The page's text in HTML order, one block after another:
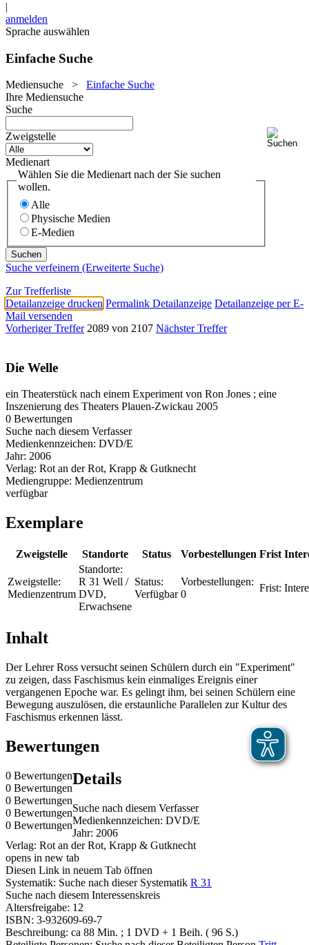
|
anmelden
Sprache auswählen
Einfache Suche
Mediensuche > Einfache Suche
Ihre Mediensuche
Suche
Zweigstelle
Medienart
Wählen Sie die Medienart nach der Sie suchen
wollen.
Alle
Physische Medien
E-Medien
Suche verfeinern (Erweiterte Suche)
Zur Trefferliste
Detailanzeige drucken Permalink Detailanzeige Detailanzeige per E-
Mail versenden
Vorheriger Treffer 2089 von 2107 Nächster Treffer
Die Welle
ein Theaterstück nach einem Experiment von Ron Jones ; eine
Inszenierung des Theaters Plauen-Zwickau 2005
0 Bewertungen
Suche nach diesem Verfasser
Medienkennzeichen: DVD/E
Jahr: 2006
Verlag: Rot an der Rot, Krapp & Gutknecht
Mediengruppe: Medienzentrum
verfügbar
Exemplare
Zweigstelle Standorte Status Vorbestellungen Frist
Zweigstelle:
Medienzentrum
Standorte:
R 31 Well /
DVD,
Erwachsene
Status:
Verfügbar
Vorbestellungen:
0
Frist:
Inhalt
Der Lehrer Ross versucht seinen Schülern durch ein "Experiment"
zu zeigen, dass Faschismus kein einmaliges Ereignis einer
vergangenen Epoche war. Es gelingt ihm, bei seinen Schülern eine
Bewegung auszulösen, die erstaunliche Parallelen zur Kultur des
Faschismus erkennen lässt.
Bewertungen
0 Bewertungen
0 Bewertungen
0 Bewertungen
0 Bewertungen
0 Bewertungen
Details
Suche nach diesem Verfasser
Medienkennzeichen: DVD/E
Jahr: 2006
Verlag: Rot an der Rot, Krapp & Gutknecht
opens in new tab
Diesen Link in neuem Tab öffnen
Systematik: Suche nach dieser Systematik R 31
Suche nach diesem Interessenskreis
Altersfreigabe: 12
ISBN: 3-932609-69-7
Beschreibung: ca 88 Min. ; 1 DVD + 1 Beih. ( 96 S.)